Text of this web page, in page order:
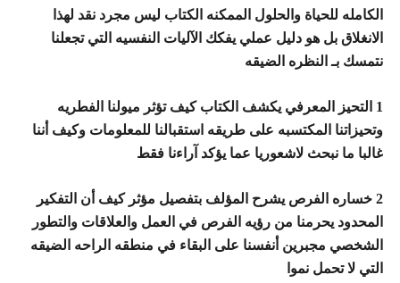
الكامله للحياة والحلول الممكنه الكتاب ليس مجرد نقد لهذا
الانغلاق بل هو دليل عملي يفكك الآليات النفسيه التي تجعلنا
نتمسك بـ النظره الضيقه
1 التحيز المعرفي يكشف الكتاب كيف تؤثر ميولنا الفطريه
وتحيزاتنا المكتسبه على طريقه استقبالنا للمعلومات وكيف أننا
غالبا ما نبحث لاشعوريا عما يؤكد آراءنا فقط
2 خساره الفرص يشرح المؤلف بتفصيل مؤثر كيف أن التفكير
المحدود يحرمنا من رؤيه الفرص في العمل والعلاقات والتطور
الشخصي مجبرين أنفسنا على البقاء في منطقه الراحه الضيقه
التي لا تحمل نموا